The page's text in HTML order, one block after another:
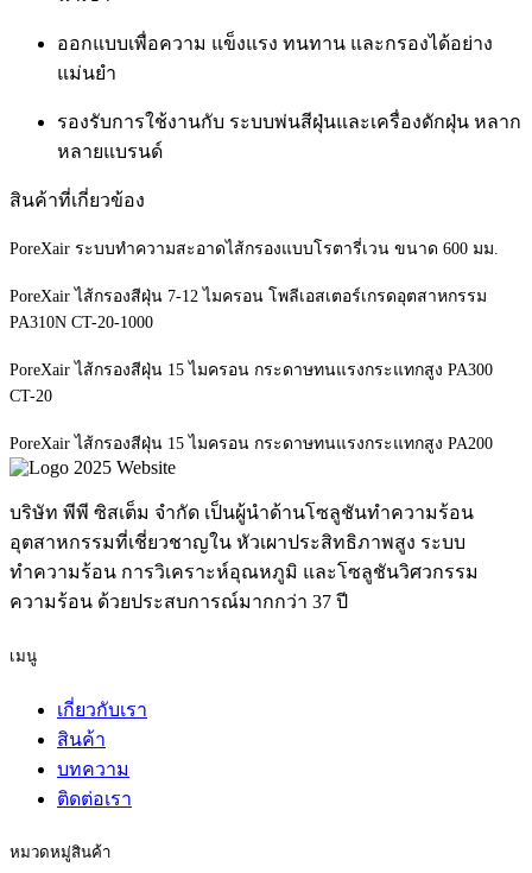
ออกแบบเพื่อความ แข็งแรง ทนทาน และกรองได้อย่าง
แม่นยำ
รองรับการใช้งานกับ ระบบพ่นสีฝุ่นและเครื่องดักฝุ่น หลาก
หลายแบรนด์
สินค้าที่เกี่ยวข้อง
PoreXair ระบบทำความสะอาดไส้กรองแบบโรตารี่เวน ขนาด 600 มม.
PoreXair ไส้กรองสีฝุ่น 7-12 ไมครอน โพลีเอสเตอร์เกรดอุตสาหกรรม
PA310N CT-20-1000
PoreXair ไส้กรองสีฝุ่น 15 ไมครอน กระดาษทนแรงกระแทกสูง PA300
CT-20
PoreXair ไส้กรองสีฝุ่น 15 ไมครอน กระดาษทนแรงกระแทกสูง PA200
บริษัท พีพี ซิสเต็ม จำกัด เป็นผู้นำด้านโซลูชันทำความร้อน
อุตสาหกรรมที่เชี่ยวชาญใน หัวเผาประสิทธิภาพสูง ระบบ
ทำความร้อน การวิเคราะห์อุณหภูมิ และโซลูชันวิศวกรรม
ความร้อน ด้วยประสบการณ์มากกว่า 37 ปี
เมนู
เกี่ยวกับเรา
สินค้า
บทความ
ติดต่อเรา
หมวดหมู่สินค้า